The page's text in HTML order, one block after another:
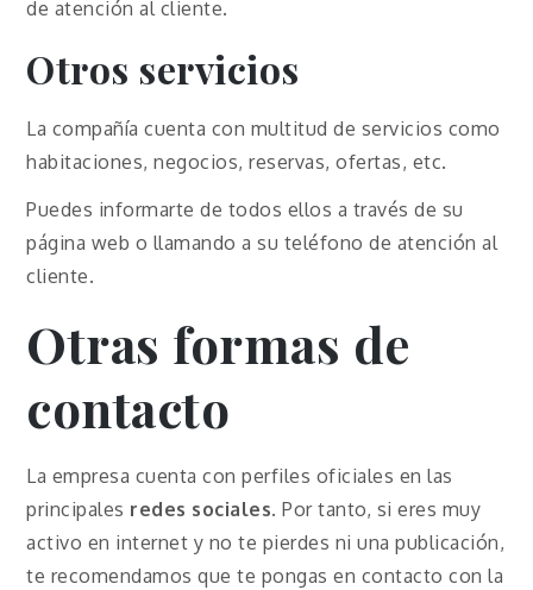
de atención al cliente.
Otros servicios
La compañía cuenta con multitud de servicios como
habitaciones, negocios, reservas, ofertas, etc.
Puedes informarte de todos ellos a través de su
página web o llamando a su teléfono de atención al
cliente.
Otras formas de
contacto
La empresa cuenta con perfiles oficiales en las
principales redes sociales. Por tanto, si eres muy
activo en internet y no te pierdes ni una publicación,
te recomendamos que te pongas en contacto con la